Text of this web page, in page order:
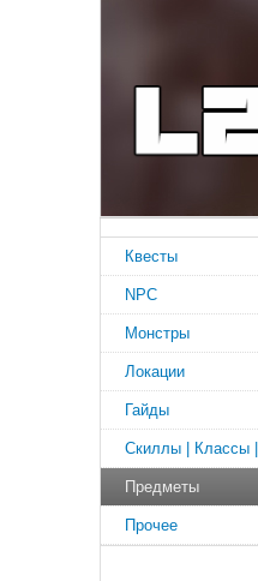
Квесты
NPC
Монстры
Локации
Гайды
Скиллы | Классы
Предметы
Прочее